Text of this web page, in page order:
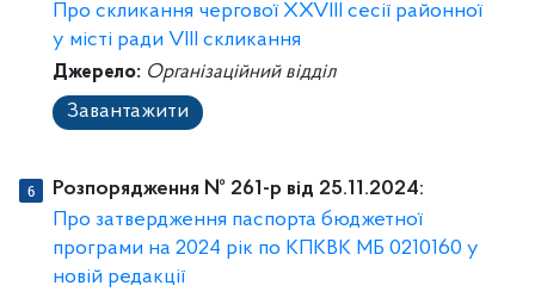
Про скликання чергової ХXVIІІ сесії районної
у місті ради VІІІ скликання
Джерело: Організаційний відділ
Завантажити
Розпорядження № 261-p від 25.11.2024:
Про затвердження паспорта бюджетної
програми на 2024 рік по КПКВК МБ 0210160 у
новій редакції